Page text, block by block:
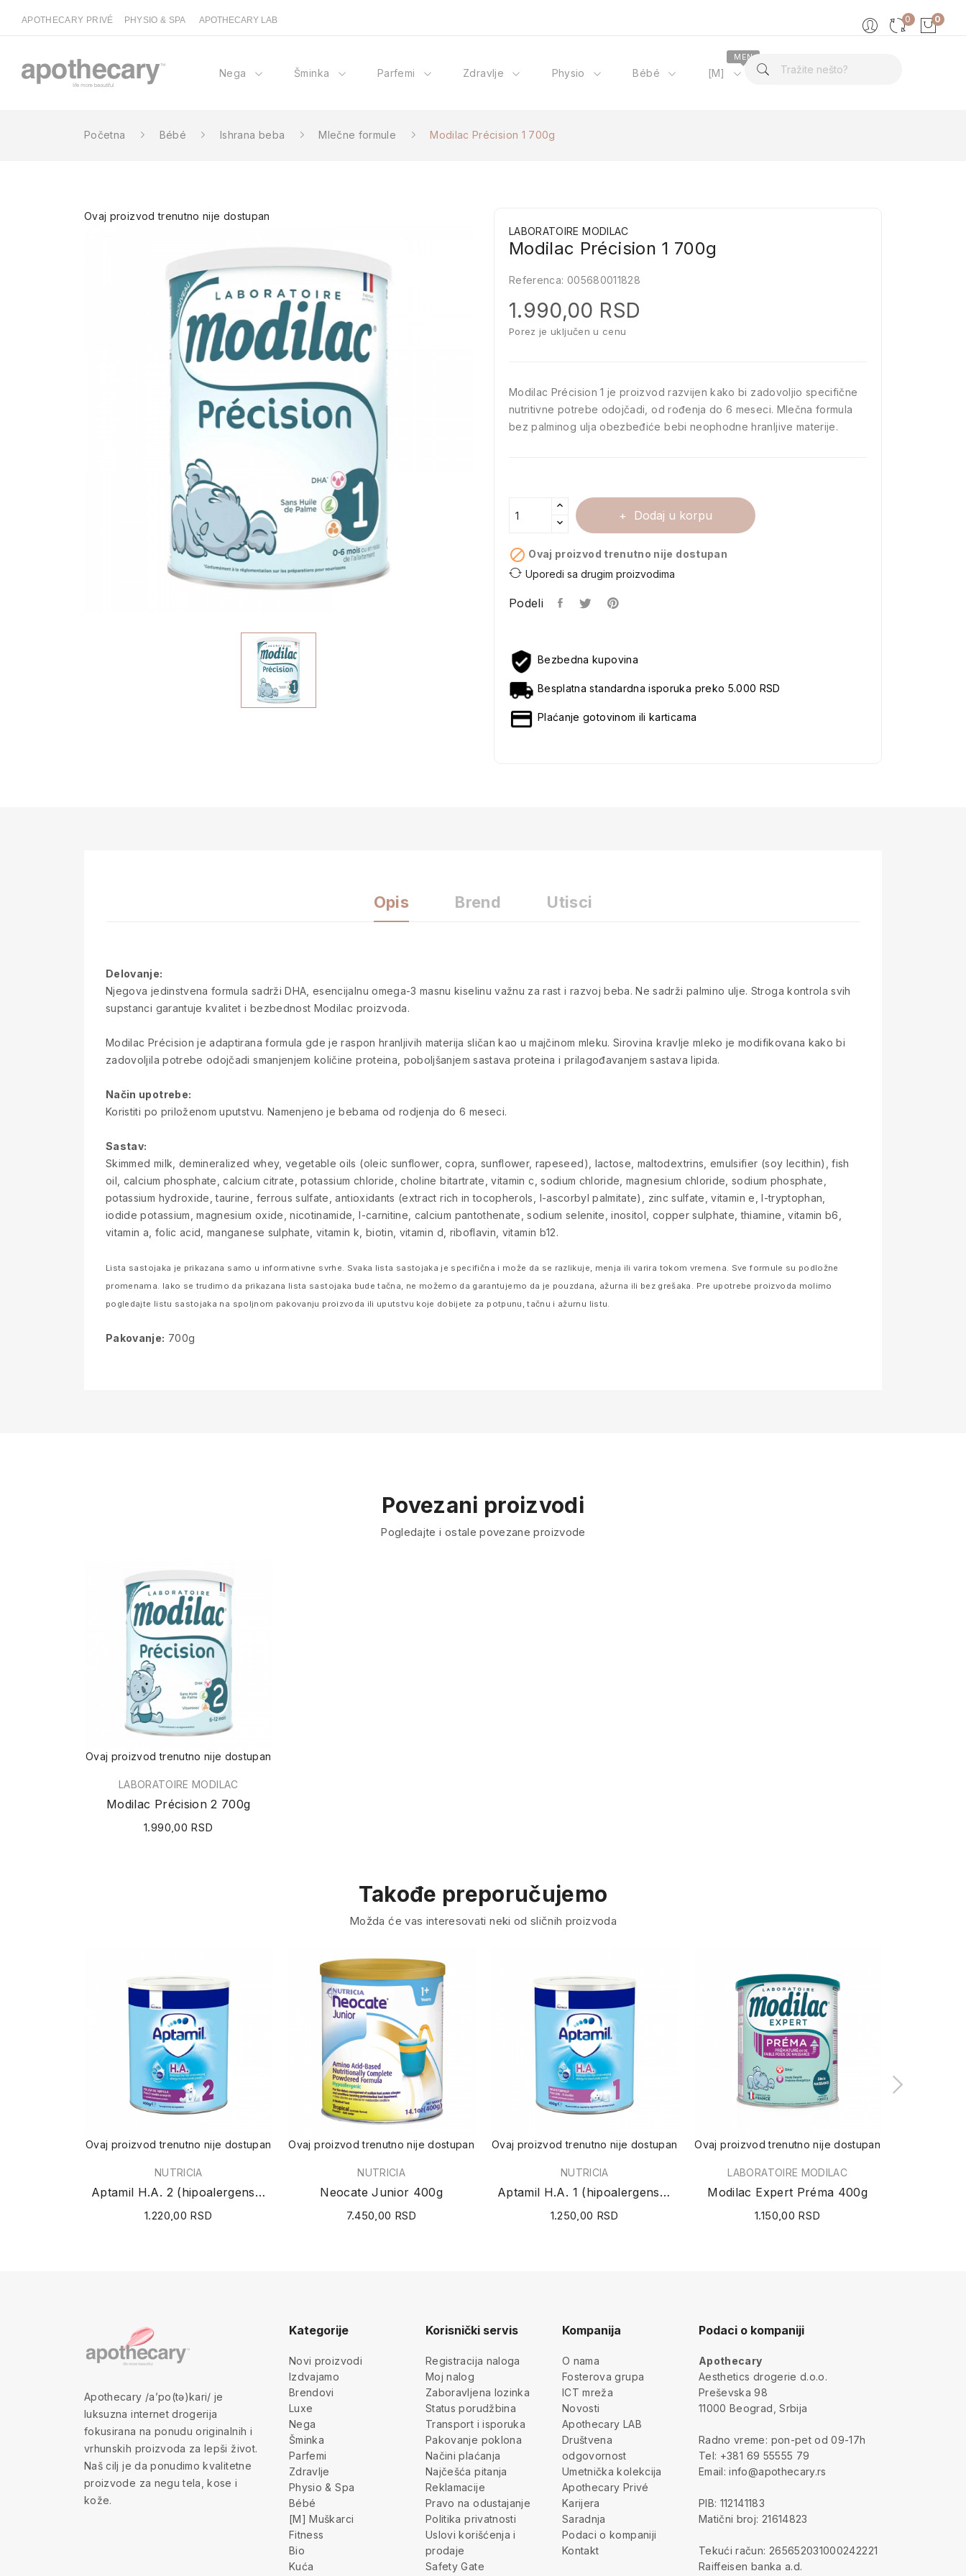
APOTHECARY PRIVÉ PHYSIO & SPA APOTHECARY LAB 0
0
Nega Šminka Parfemi Zdravlje Physio Bébé [M]
MEN
O nama
Početna Bébé Ishrana beba Mlečne formule Modilac Précision 1 700g
Ovaj proizvod trenutno nije dostupan
LABORATOIRE MODILAC
Modilac Précision 1 700g
Referenca: 005680011828
1.990,00 RSD
Porez je uključen u cenu
Modilac Précision 1 je proizvod razvijen kako bi zadovoljio specifične
nutritivne potrebe odojčadi, od rođenja do 6 meseci. Mlečna formula
bez palminog ulja obezbeđiće bebi neophodne hranljive materije.
Dodaj u korpu
 Ovaj proizvod trenutno nije dostupan
Uporedi sa drugim proizvodima
Podeli
Bezbedna kupovina
Besplatna standardna isporuka preko 5.000 RSD
Plaćanje gotovinom ili karticama
Opis Brend Utisci
Delovanje:
Njegova jedinstvena formula sadrži DHA, esencijalnu omega-3 masnu kiselinu važnu za rast i razvoj beba. Ne sadrži palmino ulje. Stroga kontrola svih
supstanci garantuje kvalitet i bezbednost Modilac proizvoda.
Modilac Précision je adaptirana formula gde je raspon hranljivih materija sličan kao u majčinom mleku. Sirovina kravlje mleko je modifikovana kako bi
zadovoljila potrebe odojčadi smanjenjem količine proteina, poboljšanjem sastava proteina i prilagođavanjem sastava lipida.
Način upotrebe:
Koristiti po priloženom uputstvu. Namenjeno je bebama od rodjenja do 6 meseci.
Sastav:
Skimmed milk, demineralized whey, vegetable oils (oleic sunflower, copra, sunflower, rapeseed), lactose, maltodextrins, emulsifier (soy lecithin), fish
oil, calcium phosphate, calcium citrate, potassium chloride, choline bitartrate, vitamin c, sodium chloride, magnesium chloride, sodium phosphate,
potassium hydroxide, taurine, ferrous sulfate, antioxidants (extract rich in tocopherols, l-ascorbyl palmitate), zinc sulfate, vitamin e, l-tryptophan,
iodide potassium, magnesium oxide, nicotinamide, l-carnitine, calcium pantothenate, sodium selenite, inositol, copper sulphate, thiamine, vitamin b6,
vitamin a, folic acid, manganese sulphate, vitamin k, biotin, vitamin d, riboflavin, vitamin b12.
Lista sastojaka je prikazana samo u informativne svrhe. Svaka lista sastojaka je specifična i može da se razlikuje, menja ili varira tokom vremena. Sve formule su podložne
promenama. Iako se trudimo da prikazana lista sastojaka bude tačna, ne možemo da garantujemo da je pouzdana, ažurna ili bez grešaka. Pre upotrebe proizvoda molimo
pogledajte listu sastojaka na spoljnom pakovanju proizvoda ili uputstvu koje dobijete za potpunu, tačnu i ažurnu listu.
Pakovanje: 700g
Povezani proizvodi
Pogledajte i ostale povezane proizvode
Ovaj proizvod trenutno nije dostupan
LABORATOIRE MODILAC
Modilac Précision 2 700g
1.990,00 RSD
Takođe preporučujemo
Možda će vas interesovati neki od sličnih proizvoda
Ovaj proizvod trenutno nije dostupan
NUTRICIA
Aptamil H.A. 2 (hipoalergensko mleko) 400g
1.220,00 RSD
Ovaj proizvod trenutno nije dostupan
NUTRICIA
Neocate Junior 400g
7.450,00 RSD
Ovaj proizvod trenutno nije dostupan
NUTRICIA
Aptamil H.A. 1 (hipoalergensko mleko) 400g
1.250,00 RSD
Ovaj proizvod trenutno nije dostupan
LABORATOIRE MODILAC
Modilac Expert Préma 400g
1.150,00 RSD
Apothecary /a’po(tə)kari/ je
luksuzna internet drogerija
fokusirana na ponudu originalnih i
vrhunskih proizvoda za lepši život.
Naš cilj je da ponudimo kvalitetne
proizvode za negu tela, kose i
kože.
Kategorije
Novi proizvodi
Izdvajamo
Brendovi
Luxe
Nega
Šminka
Parfemi
Zdravlje
Physio & Spa
Bébé
[M] Muškarci
Fitness
Bio
Kuća
Korisnički servis
Registracija naloga
Moj nalog
Zaboravljena lozinka
Status porudžbina
Transport i isporuka
Pakovanje poklona
Načini plaćanja
Najčešća pitanja
Reklamacije
Pravo na odustajanje
Politika privatnosti
Uslovi korišćenja i
prodaje
Safety Gate
Kompanija
O nama
Fosterova grupa
ICT mreža
Novosti
Apothecary LAB
Društvena
odgovornost
Umetnička kolekcija
Apothecary Privé
Karijera
Saradnja
Podaci o kompaniji
Kontakt
Podaci o kompaniji
Apothecary
Aesthetics drogerie d.o.o.
Preševska 98
11000 Beograd, Srbija
Radno vreme: pon-pet od 09-17h
Tel: +381 69 55555 79
Email: info@apothecary.rs
PIB: 112141183
Matični broj: 21614823
Tekući račun: 265652031000242221
Raiffeisen banka a.d.